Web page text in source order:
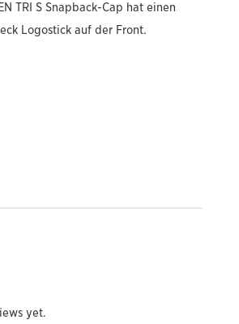
TRI S Snapback-Cap hat einen
Logostick auf der Front.
yet.